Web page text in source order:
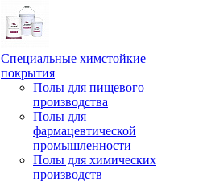
Специальные химстойкие
покрытия
Полы для пищевого
производства
Полы для
фармацевтической
промышленности
Полы для химических
производств